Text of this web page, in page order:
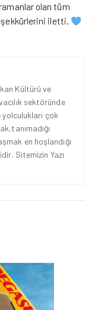
olan tüm
iletti.
Kültürü ve
sektöründe
yolculukları çok
en hoşlandığı
Sitemizin Yazı
2026
ÜÇ GÜN
71 BINI AŞTI